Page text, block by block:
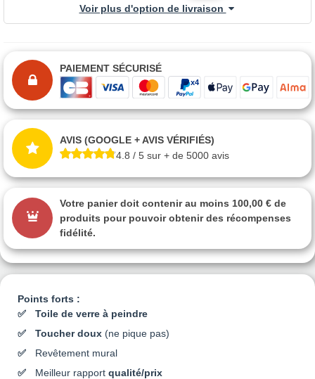
Points forts :
Toile de verre à peindre
Toucher doux (ne pique pas)
Revêtement mural
Meilleur rapport qualité/prix
Voir plus d'option de livraison
PAIEMENT SÉCURISÉ
AVIS (GOOGLE + AVIS VÉRIFIÉS)
4.8 / 5 sur + de 5000 avis
Votre panier doit contenir au moins 100,00 € de
produits pour pouvoir obtenir des récompenses
fidélité.